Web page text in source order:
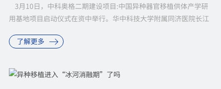
3月10日，中科奥格二期建设项目:中国异种器官移植供体产学研
用基地项目启动仪式在资中举行。华中科技大学附属同济医院长江
了解更多